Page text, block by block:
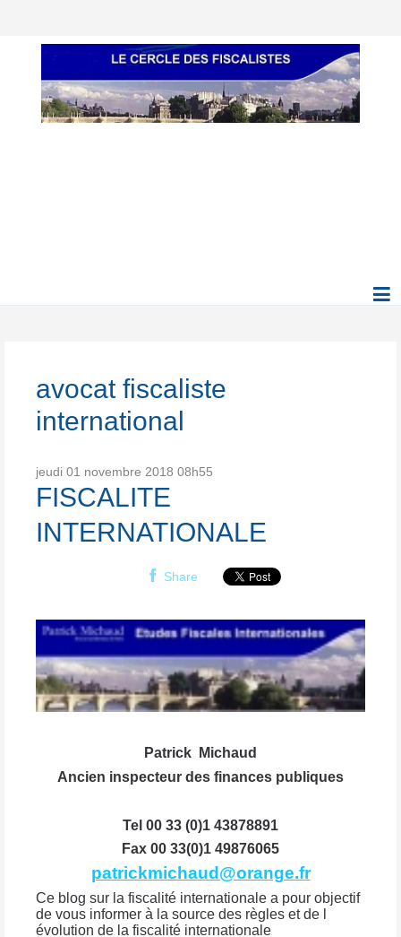
avocat fiscaliste
international
jeudi 01 novembre 2018 08h55
FISCALITE
INTERNATIONALE
Share
Patrick Michaud
Ancien inspecteur des finances publiques
Tel 00 33 (0)1 43878891
Fax 00 33(0)1 49876065
patrickmichaud@orange.fr
Ce blog sur la fiscalité internationale a pour objectif
de vous informer à la source des règles et de l
évolution de la fiscalité internationale